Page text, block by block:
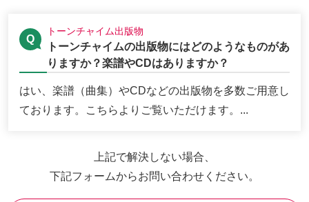
トーンチャイム出版物
トーンチャイムの出版物にはどのようなものがあ
りますか？楽譜やCDはありますか？
はい、楽譜（曲集）やCDなどの出版物を多数ご用意し
ております。こちらよりご覧いただけます。...
上記で解決しない場合、
下記フォームからお問い合わせください。